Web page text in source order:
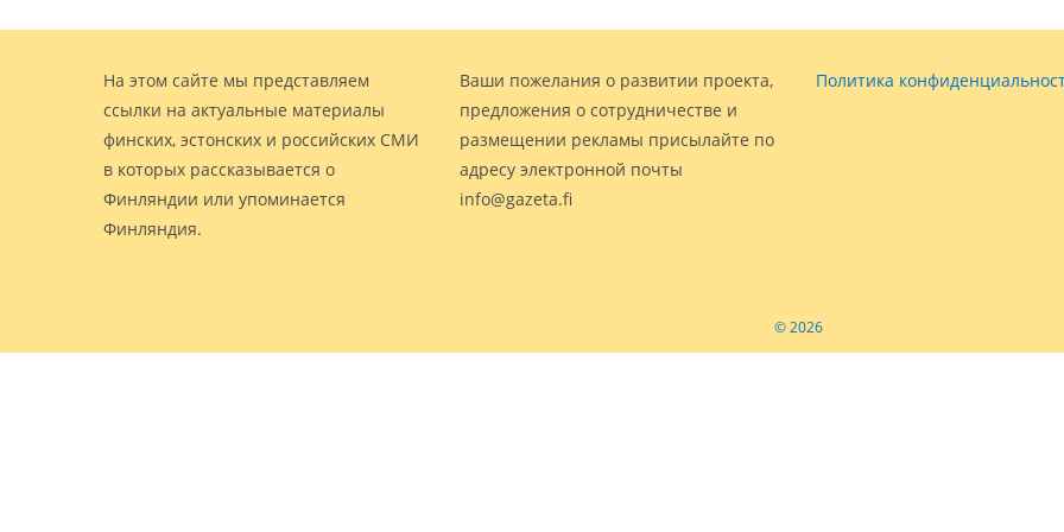
На этом сайте мы представляем
ссылки на актуальные материалы
финских, эстонских и российских СМИ
в которых рассказывается о
Финляндии или упоминается
Финляндия.
Ваши пожелания о развитии проекта,
предложения о сотрудничестве и
размещении рекламы присылайте по
адресу электронной почты
info@gazeta.fi
Политика
© 2026